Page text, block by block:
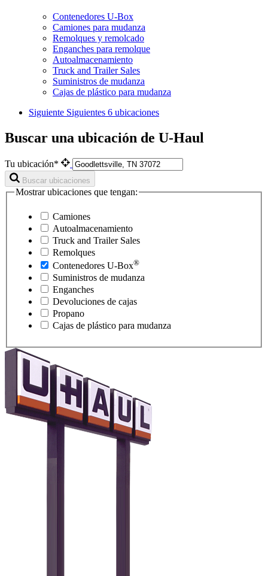
Contenedores U-Box
Camiones para mudanza
Remolques y remolcado
Enganches para remolque
Autoalmacenamiento
Truck and Trailer Sales
Suministros de mudanza
Cajas de plástico para mudanza
Siguiente Siguientes 6 ubicaciones
Buscar una ubicación de U-Haul
Tu ubicación*
Buscar ubicaciones
Mostrar ubicaciones que tengan:
Camiones
Autoalmacenamiento
Truck and Trailer Sales
Remolques
Contenedores U-Box®
Suministros de mudanza
Enganches
Devoluciones de cajas
Propano
Cajas de plástico para mudanza